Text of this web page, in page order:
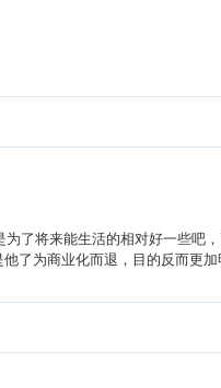
了将来能生活的相对好一些吧
了为商业化而退，目的反而更